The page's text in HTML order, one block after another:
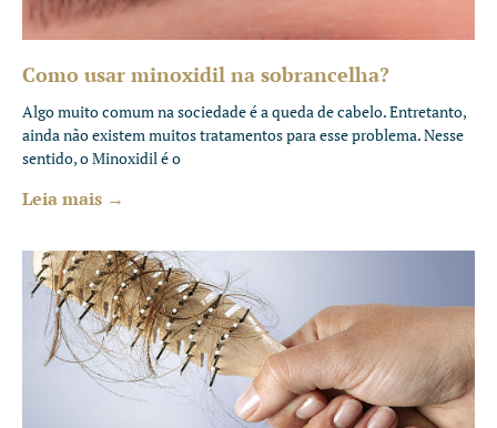
Como usar minoxidil na sobrancelha?
Algo muito comum na sociedade é a queda de cabelo. Entretanto,
ainda não existem muitos tratamentos para esse problema. Nesse
sentido, o Minoxidil é o
Leia mais →